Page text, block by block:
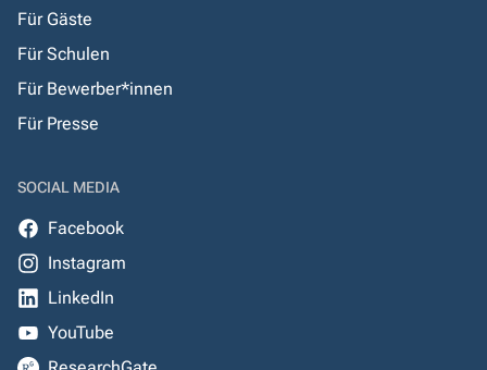
Für Gäste
Für Schulen
Für Bewerber*innen
Für Presse
SOCIAL MEDIA
Facebook
Instagram
LinkedIn
YouTube